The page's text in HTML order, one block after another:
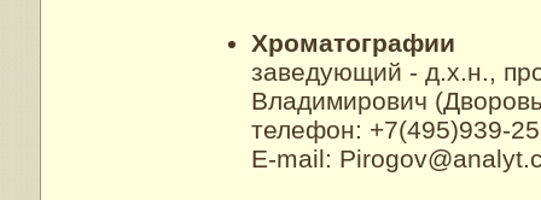
Хроматографии
заведующий - д.х.н.,
Владимирович
телефон: +7(495)939-
E-mail: